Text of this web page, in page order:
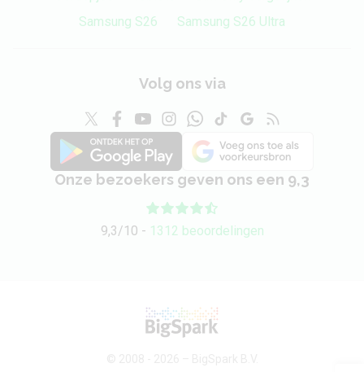
Samsung S26
Samsung S26 Ultra
Volg ons via
Onze bezoekers geven ons een 9,3
9,3/10 - 1312 beoordelingen